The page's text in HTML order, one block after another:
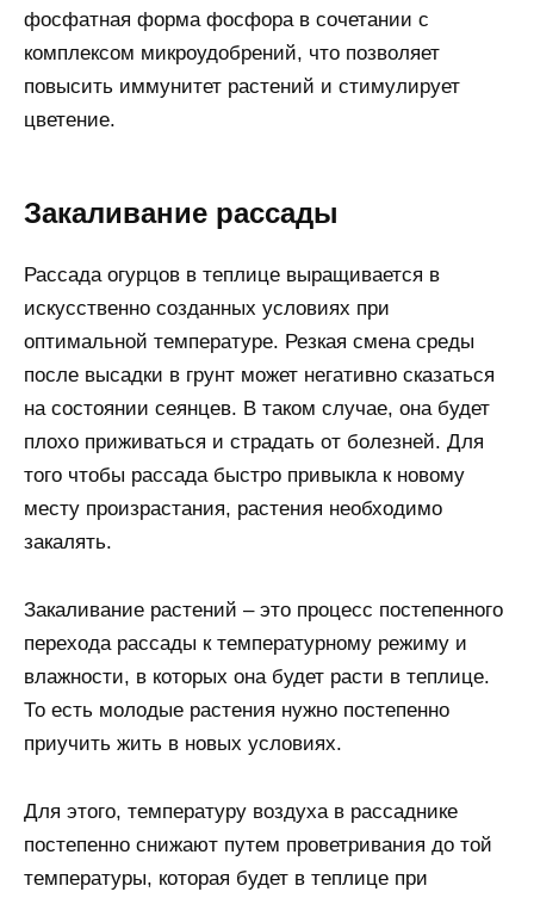
фосфатная форма фосфора в сочетании с
комплексом микроудобрений, что позволяет
повысить иммунитет растений и стимулирует
цветение.
Закаливание рассады
Рассада огурцов в теплице выращивается в
искусственно созданных условиях при
оптимальной температуре. Резкая смена среды
после высадки в грунт может негативно сказаться
на состоянии сеянцев. В таком случае, она будет
плохо приживаться и страдать от болезней. Для
того чтобы рассада быстро привыкла к новому
месту произрастания, растения необходимо
закалять.
Закаливание растений – это процесс постепенного
перехода рассады к температурному режиму и
влажности, в которых она будет расти в теплице.
То есть молодые растения нужно постепенно
приучить жить в новых условиях.
Для этого, температуру воздуха в рассаднике
постепенно снижают путем проветривания до той
температуры, которая будет в теплице при